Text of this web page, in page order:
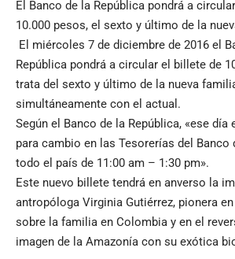
El Banco de la República pondrá a
10.000 pesos, el sexto y último de la
El miércoles 7 de diciembre de 2016 el
República pondrá a circular el billete de
trata del sexto y último de la nueva
simultáneamente con el actual.
Según el Banco de la República, «ese
para cambio en las Tesorerías del Banco
todo el país de 11:00 am – 1:30 pm».
Este nuevo billete tendrá en anverso la
antropóloga Virginia Gutiérrez, pionera
sobre la familia en Colombia y en el
imagen de la Amazonía con su exótica